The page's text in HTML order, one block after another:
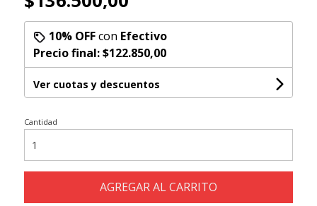
10% OFFcon Efectivo
Precio final:$122.850,00
Ver cuotas y descuentos
Cantidad
AGREGAR AL CARRITO